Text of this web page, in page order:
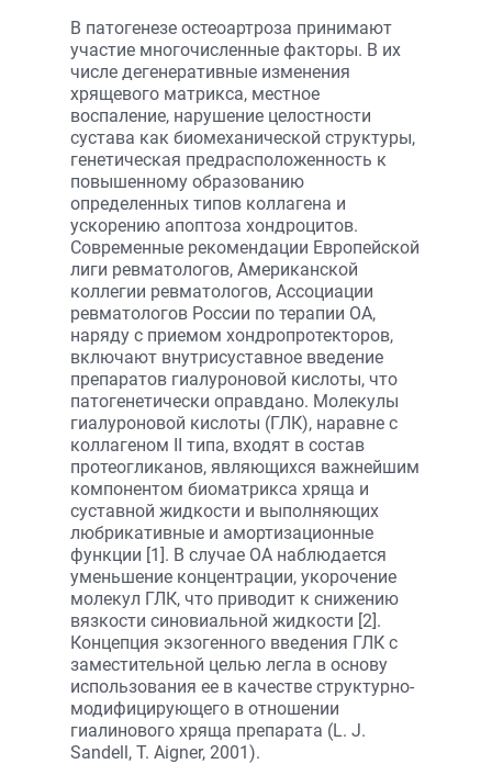
В патогенезе остеоартроза принимают
участие многочисленные факторы. В их
числе дегенеративные изменения
хрящевого матрикса, местное
воспаление, нарушение целостности
сустава как биомеханической структуры,
генетическая предрасположенность к
повышенному образованию
определенных типов коллагена и
ускорению апоптоза хондроцитов.
Современные рекомендации Европейской
лиги ревматологов, Американской
коллегии ревматологов, Ассоциации
ревматологов России по терапии ОА,
наряду с приемом хондропротекторов,
включают внутрисуставное введение
препаратов гиалуроновой кислоты, что
патогенетически оправдано. Молекулы
гиалуроновой кислоты (ГЛК), наравне с
коллагеном II типа, входят в состав
протеогликанов, являющихся важнейшим
компонентом биоматрикса хряща и
суставной жидкости и выполняющих
любрикативные и амортизационные
функции [1]. В случае ОА наблюдается
уменьшение концентрации, укорочение
молекул ГЛК, что приводит к снижению
вязкости синовиальной жидкости [2].
Концепция экзогенного введения ГЛК с
заместительной целью легла в основу
использования ее в качестве структурно-
модифицирующего в отношении
гиалинового хряща препарата (L. J.
Sandell, T. Aigner, 2001).